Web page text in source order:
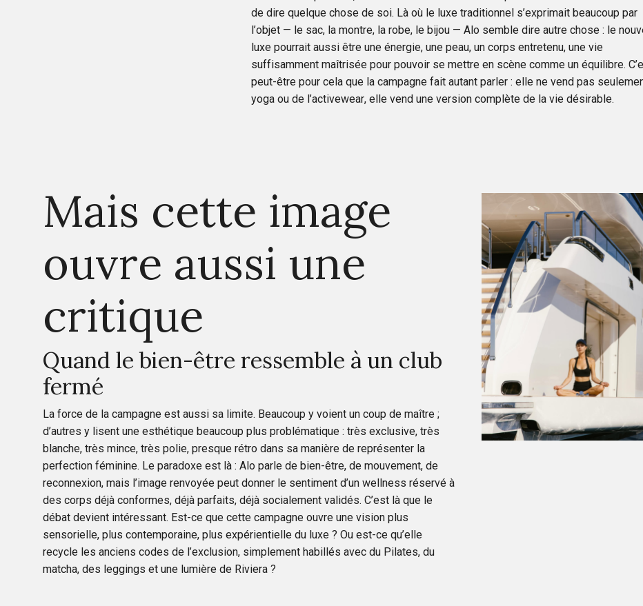
de dire quelque chose de soi. Là où le luxe traditionnel s’exprimait beaucoup par
l’objet — le sac, la montre, la robe, le bijou — Alo semble dire autre chose : le
luxe pourrait aussi être une énergie, une peau, un corps entretenu, une vie
suffisamment maîtrisée pour pouvoir se mettre en scène comme un équilibre.
peut-être pour cela que la campagne fait autant parler : elle ne vend pas
yoga ou de l’activewear, elle vend une version complète de la vie désirable.
Mais cette image
ouvre aussi une
critique
Quand le bien-être ressemble à un club
fermé
La force de la campagne est aussi sa limite. Beaucoup y voient un coup de maître ;
d’autres y lisent une esthétique beaucoup plus problématique : très exclusive, très
blanche, très mince, très polie, presque rétro dans sa manière de représenter la
perfection féminine. Le paradoxe est là : Alo parle de bien-être, de mouvement, de
reconnexion, mais l’image renvoyée peut donner le sentiment d’un wellness réservé à
des corps déjà conformes, déjà parfaits, déjà socialement validés. C’est là que le
débat devient intéressant. Est-ce que cette campagne ouvre une vision plus
sensorielle, plus contemporaine, plus expérientielle du luxe ? Ou est-ce qu’elle
recycle les anciens codes de l’exclusion, simplement habillés avec du Pilates, du
matcha, des leggings et une lumière de Riviera ?